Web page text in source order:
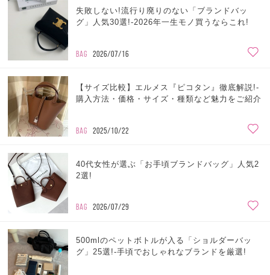
失敗しない!流行り廃りのない「ブランドバッ
グ」人気30選!-2026年一生モノ買うならこれ!
BAG 2026/07/16
【サイズ比較】エルメス『ピコタン』徹底解説!-
購入方法・価格・サイズ・種類など魅力をご紹介
BAG 2025/10/22
40代女性が選ぶ「お手頃ブランドバッグ」人気2
2選!
BAG 2026/07/29
500mlのペットボトルが入る「ショルダーバッ
グ」25選!-手頃でおしゃれなブランドを厳選!